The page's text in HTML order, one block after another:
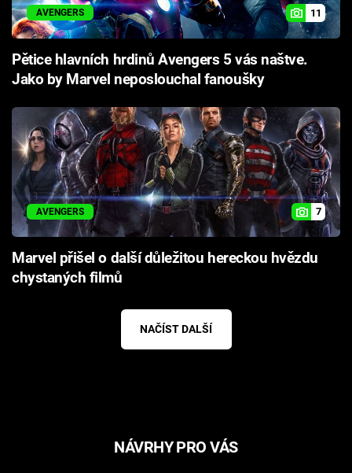
AVENGERS 11
Pětice hlavních hrdinů Avengers 5 vás naštve.
Jako by Marvel neposlouchal fanoušky
AVENGERS 7
Marvel přišel o další důležitou hereckou hvězdu
chystaných filmů
NAČÍST DALŠÍ
NÁVRHY PRO VÁS